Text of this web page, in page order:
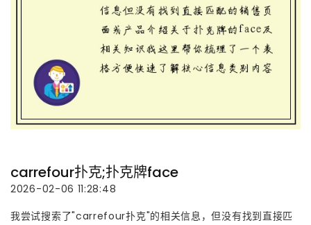
carrefour扑克;扑克牌face
2026-02-06 11:28:48
我尝试搜索了"carrefour扑克"的相关信息，但没有找到直接匹